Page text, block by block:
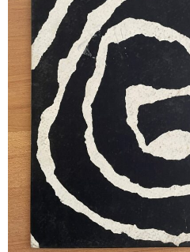
買取について
取り置きなどについて
Categories
New Arrivals
新譜
GG RECORD （当店のレーベル）
全商品
JAZZ-US